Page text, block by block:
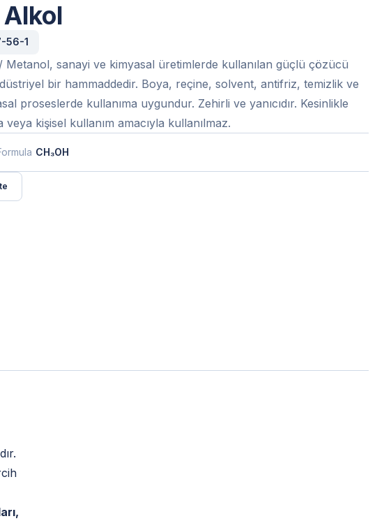
56-1
Metanol, sanayi ve kimyasal üretimlerde kullanılan güçlü çözücü
bir hammaddedir. Boya, reçine, solvent, antifriz, temizlik ve
proseslerde kullanıma uygundur. Zehirli ve yanıcıdır. Kesinlikle
veya kişisel kullanım amacıyla kullanılmaz.
CH₃OH